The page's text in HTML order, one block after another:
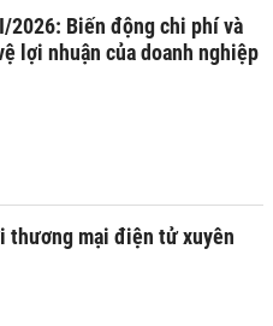
2026: Biến động chi phí và
lợi nhuận của doanh nghiệp
thương mại điện tử xuyên